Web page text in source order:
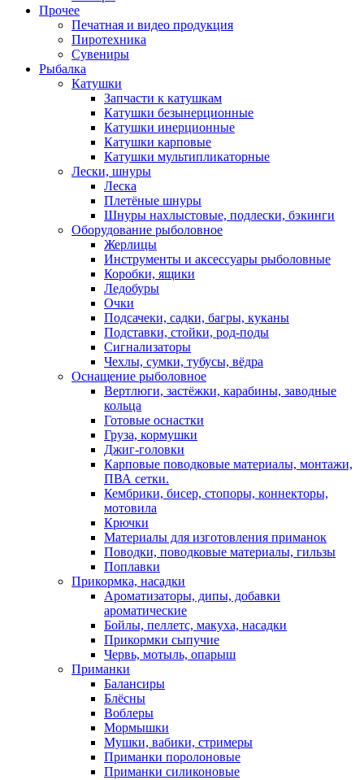
Прочее
Печатная и видео продукция
Пиротехника
Сувениры
Рыбалка
Катушки
Запчасти к катушкам
Катушки безынерционные
Катушки инерционные
Катушки карповые
Катушки мультипликаторные
Лески, шнуры
Леска
Плетёные шнуры
Шнуры нахлыстовые, подлески, бэкинги
Оборудование рыболовное
Жерлицы
Инструменты и аксессуары рыболовные
Коробки, ящики
Ледобуры
Очки
Подсачеки, садки, багры, куканы
Подставки, стойки, род-поды
Сигнализаторы
Чехлы, сумки, тубусы, вёдра
Оснащение рыболовное
Вертлюги, застёжки, карабины, заводные
кольца
Готовые оснастки
Груза, кормушки
Джиг-головки
Карповые поводковые материалы, монтажи,
ПВА сетки.
Кембрики, бисер, стопоры, коннекторы,
мотовила
Крючки
Материалы для изготовления приманок
Поводки, поводковые материалы, гильзы
Поплавки
Прикормка, насадки
Ароматизаторы, дипы, добавки
ароматические
Бойлы, пеллетс, макуха, насадки
Прикормки сыпучие
Червь, мотыль, опарыш
Приманки
Балансиры
Блёсны
Воблеры
Мормышки
Мушки, вабики, стримеры
Приманки поролоновые
Приманки силиконовые